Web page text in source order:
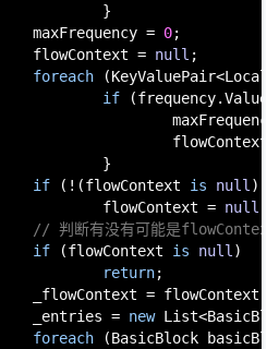
= 0;
= null ;
foreach
if (frequency.Value
=
=
if (!(flowContext is null)
= null
// 判断有没有可能是flowContext
if (flowContext is null)
return;
= flowContext;
= new
foreach (BasicBlock